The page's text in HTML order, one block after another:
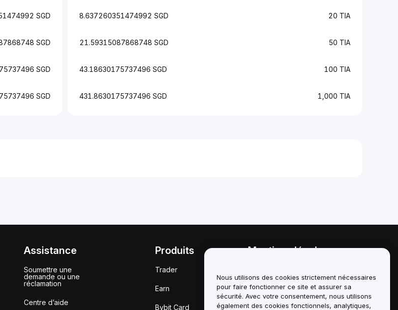
SGD
SGD
SGD
SGD
8.637260351474992 SGD 20 TIA
21.59315087868748 SGD 50 TIA
43.18630175737496 SGD 100 TIA
431.8630175737496 SGD 1,000 TIA
Assistance
Soumettre une
demande ou une
réclamation
Centre d’aide
Produits
Trader
Earn
Bybit Card
Mentions légales
conflits d'intérêts
Résumé de la politique de
garde et d'administration
Nous utilisons des cookies strictement nécessaires
pour faire fonctionner ce site et assurer sa
sécurité. Avec votre consentement, nous utilisons
également des cookies fonctionnels, analytiques,